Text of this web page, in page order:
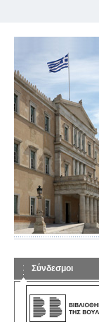
Σύνδεσμοι